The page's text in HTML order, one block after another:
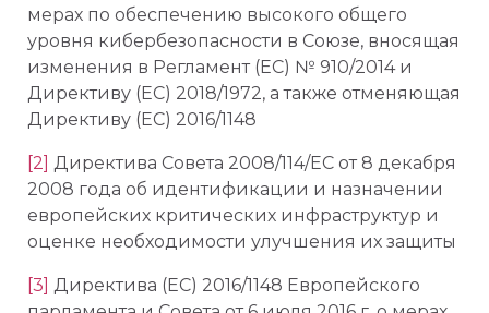
мерах по обеспечению высокого общего
уровня кибербезопасности в Союзе, вносящая
изменения в Регламент (ЕС) № 910/2014 и
Директиву (ЕС) 2018/1972, а также отменяющая
Директиву (ЕС) 2016/1148
[2] Директива Совета 2008/114/EC от 8 декабря
2008 года об идентификации и назначении
европейских критических инфраструктур и
оценке необходимости улучшения их защиты
[3] Директива (ЕС) 2016/1148 Европейского